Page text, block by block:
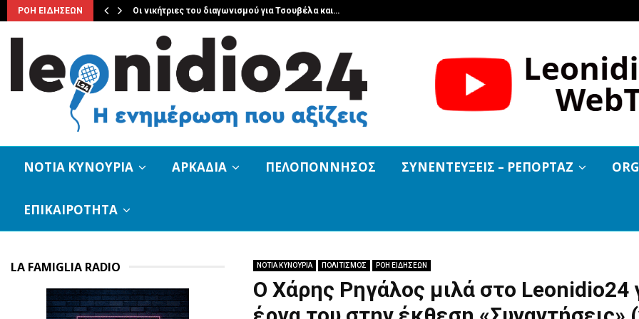
ΡΟΗ ΕΙΔΗΣΕΩΝ Οι νικήτριες του διαγωνισμού για Τσουβέλα και…
ΝΟΤΙΑ ΚΥΝΟΥΡΙΑ ΑΡΚΑΔΙΑ ΠΕΛΟΠΟΝΝΗΣΟΣ ΣΥΝΕΝΤΕΥΞΕΙΣ – ΡΕΠΟΡΤΑΖ
ΕΠΙΚΑΙΡΟΤΗΤΑ
ΝΟΤΙΑ ΚΥΝΟΥΡΙΑ ΠΟΛΙΤΙΣΜΟΣ ΡΟΗ ΕΙΔΗΣΕΩΝ
Ο Χάρης Ρηγάλος μιλά στο Leonidio24
LA FAMIGLIA RADIO